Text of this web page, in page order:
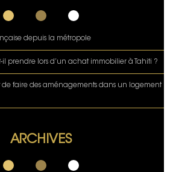
depuis la métropole
prendre lors d’un achat immobilier à Tahiti ?
de faire des aménagements dans un logement
ARCHIVES